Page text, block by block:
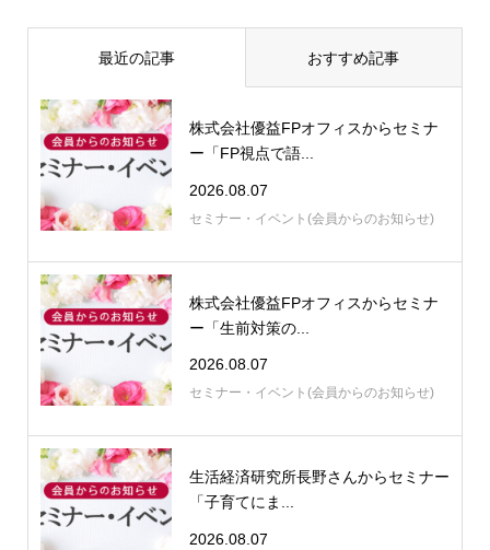
最近の記事 おすすめ記事
株式会社優益FPオフィスからセミナ
ー「FP視点で語...
2026.08.07
セミナー・イベント(会員からのお知らせ)
株式会社優益FPオフィスからセミナ
ー「生前対策の...
2026.08.07
セミナー・イベント(会員からのお知らせ)
生活経済研究所長野さんからセミナー
「子育てにま...
2026.08.07